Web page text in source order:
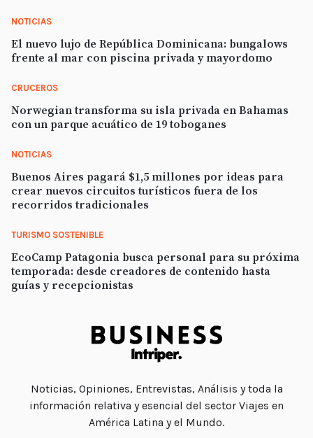
Noticias, Opiniones, Entrevistas, Análisis y toda la
información relativa y esencial del sector Viajes en
América Latina y el Mundo.
NOTICIAS
El nuevo lujo de República Dominicana: bungalows
frente al mar con piscina privada y mayordomo
CRUCEROS
Norwegian transforma su isla privada en Bahamas
con un parque acuático de 19 toboganes
NOTICIAS
Buenos Aires pagará $1,5 millones por ideas para
crear nuevos circuitos turísticos fuera de los
recorridos tradicionales
TURISMO SOSTENIBLE
EcoCamp Patagonia busca personal para su próxima
temporada: desde creadores de contenido hasta
guías y recepcionistas